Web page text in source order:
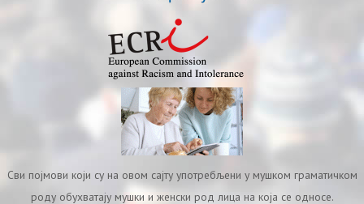
Сви појмови који су на овом сајту употребљени у мушком граматичком
роду обухватају мушки и женски род лица на која се односе.